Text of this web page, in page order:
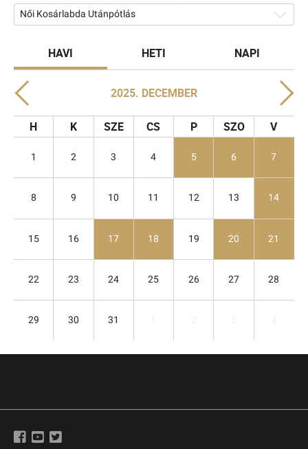
Női Kosárlabda Utánpótlás
HAVI HETI NAPI
2025. DECEMBER
H K SZE CS P SZO V
1 2 3 4 5 6 7
8 9 10 11 12 13 14
15 16 17 18 19 20 21
22 23 24 25 26 27 28
29 30 31